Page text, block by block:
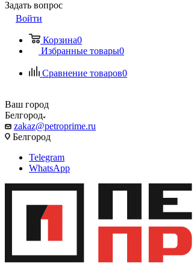
Задать вопрос
Войти
Корзина0
Избранные товары0
Сравнение товаров0
Ваш город
Белгород
zakaz@petroprime.ru
Белгород
Telegram
WhatsApp